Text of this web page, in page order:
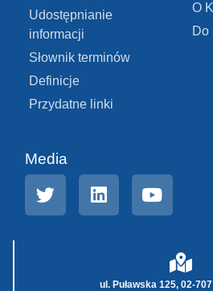
Udostępnianie
informacji
Słownik terminów
Definicje
Przydatne linki
O
Do
Media
ul. Puławska 125, 02-